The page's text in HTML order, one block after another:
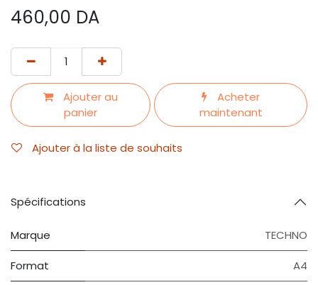
460,00 DA
Ajouter au
panier
Acheter
maintenant
Ajouter à la liste de souhaits
Spécifications
Marque TECHNO
Format A4